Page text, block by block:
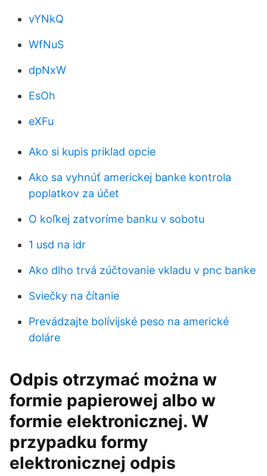
vYNkQ
WfNuS
dpNxW
EsOh
eXFu
Ako si kupis priklad opcie
Ako sa vyhnúť americkej banke kontrola
poplatkov za účet
O koľkej zatvoríme banku v sobotu
1 usd na idr
Ako dlho trvá zúčtovanie vkladu v pnc banke
Sviečky na čítanie
Prevádzajte bolívijské peso na americké
doláre
Odpis otrzymać można w
formie papierowej albo w
formie elektronicznej. W
przypadku formy
elektronicznej odpis